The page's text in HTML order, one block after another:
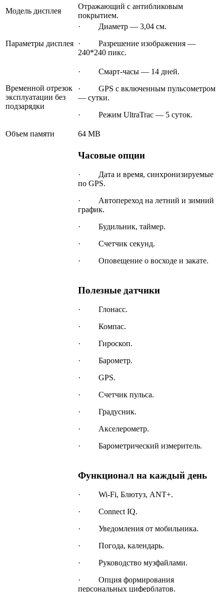
Модель дисплея
Отражающий с антибликовым
покрытием.
Параметры дисплея
· Диаметр — 3,04 см.
· Разрешение изображения —
240*240 пикс.
Временной отрезок
эксплуатации без
подзарядки
· Смарт-часы — 14 дней.
· GPS с включенным пульсометром
— сутки.
· Режим UltraTrac — 5 суток.
Объем памяти 64 МВ
Часовые опции
· Дата и время, синхронизируемые
по GPS.
· Автопереход на летний и зимний
график.
· Будильник, таймер.
· Счетчик секунд.
· Оповещение о восходе и закате.
Полезные датчики
· Глонасс.
· Компас.
· Гироскоп.
· Барометр.
· GPS.
· Счетчик пульса.
· Градусник.
· Акселерометр.
· Барометрический измеритель.
Функционал на каждый день
· Wi-Fi, Блютуз, ANT+.
· Connect IQ.
· Уведомления от мобильника.
· Погода, календарь.
· Руководство музфайлами.
· Опция формирования
персональных циферблатов.